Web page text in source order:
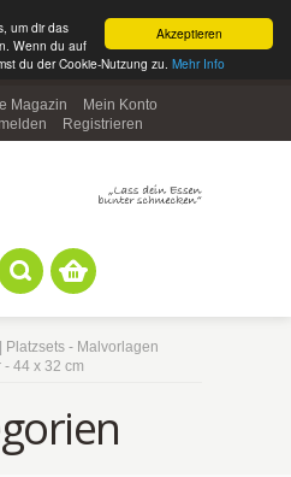
Akzeptieren
um dir das
Wenn du auf
du der Cookie-Nutzung zu. Mehr Info
Magazin
Mein Konto
Registrieren
Platzsets - Malvorlagen
44 x 32 cm